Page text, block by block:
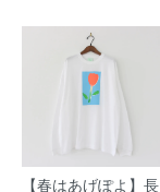
【春はあげぽよ】長